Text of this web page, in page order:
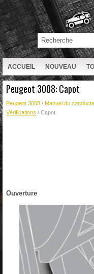
ACCUEIL NOUVEAU
RECHERCHE
Peugeot 3008: Capot
Peugeot 3008 / Manuel du
Vérifications / Capot
Ouverture